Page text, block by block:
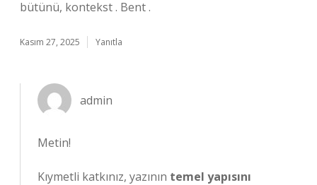
bütünü, kontekst . Bent .
Kasım 27, 2025 Yanıtla
admin
Metin!
Kıymetli katkınız, yazının temel yapısını